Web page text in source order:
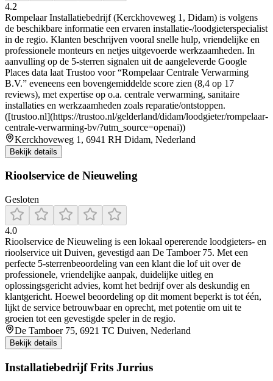
4.2
Rompelaar Installatiebedrijf (Kerckhoveweg 1, Didam) is volgens
de beschikbare informatie een ervaren installatie-/loodgieterspecialist
in de regio. Klanten beschrijven vooral snelle hulp, vriendelijke en
professionele monteurs en netjes uitgevoerde werkzaamheden. In
aanvulling op de 5-sterren signalen uit de aangeleverde Google
Places data laat Trustoo voor “Rompelaar Centrale Verwarming
B.V.” eveneens een bovengemiddelde score zien (8,4 op 17
reviews), met expertise op o.a. centrale verwarming, sanitaire
installaties en werkzaamheden zoals reparatie/ontstoppen.
([trustoo.nl](https://trustoo.nl/gelderland/didam/loodgieter/rompelaar-
centrale-verwarming-bv/?utm_source=openai))
Kerckhoveweg 1, 6941 RH Didam, Nederland
Bekijk details
Rioolservice de Nieuweling
Gesloten
4.0
Rioolservice de Nieuweling is een lokaal opererende loodgieters- en
rioolservice uit Duiven, gevestigd aan De Tamboer 75. Met een
perfecte 5‑sterrenbeoordeling van een klant die lof uit over de
professionele, vriendelijke aanpak, duidelijke uitleg en
oplossingsgericht advies, komt het bedrijf over als deskundig en
klantgericht. Hoewel beoordeling op dit moment beperkt is tot één,
lijkt de service betrouwbaar en oprecht, met potentie om uit te
groeien tot een gevestigde speler in de regio.
De Tamboer 75, 6921 TC Duiven, Nederland
Bekijk details
Installatiebedrijf Frits Jurrius